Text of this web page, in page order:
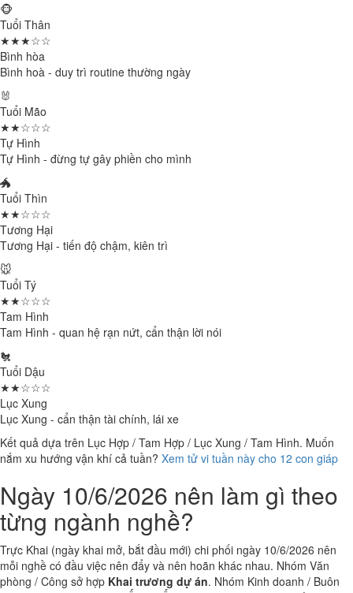
🐵
Tuổi Thân
★★★☆☆
Bình hòa
Bình hoà - duy trì routine thường ngày
🐰
Tuổi Mão
★★☆☆☆
Tự Hình
Tự Hình - đừng tự gây phiền cho mình
🐲
Tuổi Thìn
★★☆☆☆
Tương Hại
Tương Hại - tiến độ chậm, kiên trì
🐭
Tuổi Tý
★★☆☆☆
Tam Hình
Tam Hình - quan hệ rạn nứt, cẩn thận lời nói
🐔
Tuổi Dậu
★★☆☆☆
Lục Xung
Lục Xung - cẩn thận tài chính, lái xe
Kết quả dựa trên Lục Hợp / Tam Hợp / Lục Xung / Tam Hình. Muốn
nắm xu hướng vận khí cả tuần? Xem tử vi tuần này cho 12 con giáp
Ngày 10/6/2026 nên làm gì theo
từng ngành nghề?
Trực Khai (ngày khai mở, bắt đầu mới) chi phối ngày 10/6/2026 nên
mỗi nghề có đầu việc nên đẩy và nên hoãn khác nhau. Nhóm Văn
phòng / Công sở hợp Khai trương dự án. Nhóm Kinh doanh / Buôn